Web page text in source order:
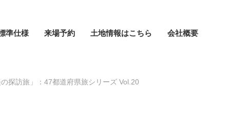
準仕様 来場予約 土地情報はこちら 会社概要
探訪旅」：47都道府県旅シリーズ Vol.20